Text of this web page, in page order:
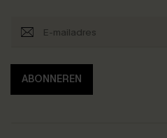
ABONNEREN